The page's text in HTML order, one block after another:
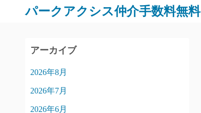
パークアクシス仲介手数料無料
アーカイブ
2026年8月
2026年7月
2026年6月